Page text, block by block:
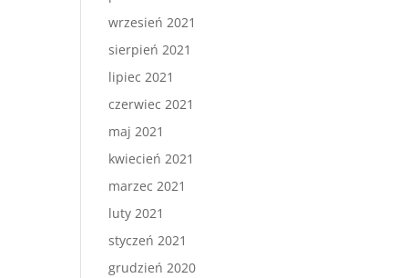
wrzesień 2021
sierpień 2021
lipiec 2021
czerwiec 2021
maj 2021
kwiecień 2021
marzec 2021
luty 2021
styczeń 2021
grudzień 2020